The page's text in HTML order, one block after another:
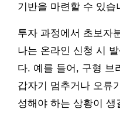
기반을 마련할 수 있습
투자 과정에서 초보자
나는 온라인 신청 시
다. 예를 들어, 구형 브
갑자기 멈추거나 오류
성해야 하는 상황이 생